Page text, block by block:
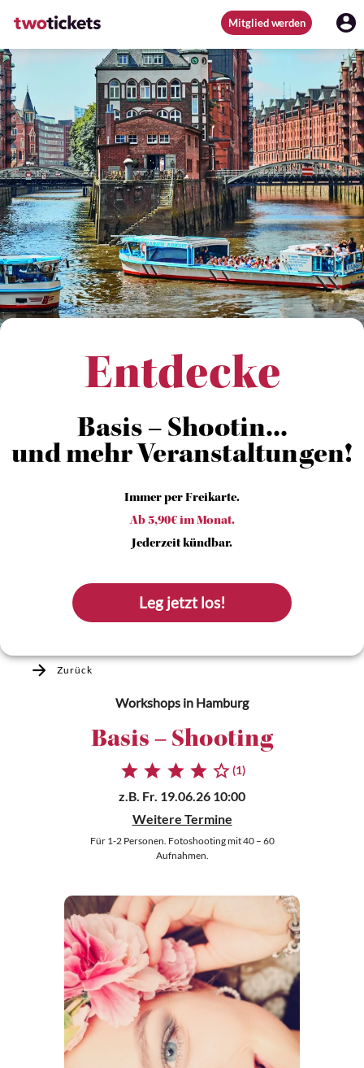
Mitglied werden
Entdecke
Basis – Shootin...
und mehr Veranstaltungen!
Immer per Freikarte.
Ab 5,90€ im Monat.
Jederzeit kündbar.
Leg jetzt los!
Zurück
Workshops in Hamburg
Basis – Shooting
(1)
z.B. Fr. 19.06.26 10:00
Weitere Termine
Für 1-2 Personen. Fotoshooting mit 40 – 60
Aufnahmen.